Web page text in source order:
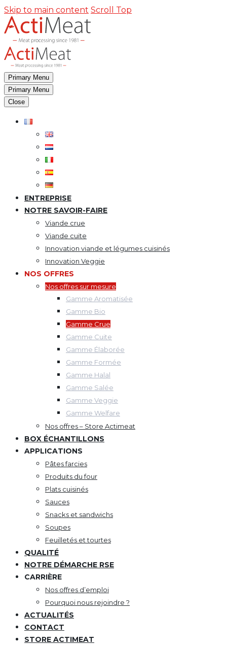
Skip to main content Scroll Top
Primary Menu
Primary Menu
Close
ENTREPRISE
NOTRE SAVOIR-FAIRE
Viande crue
Viande cuite
Innovation viande et légumes cuisinés
Innovation Veggie
NOS OFFRES
Nos offres sur mesure
Gamme Aromatisée
Gamme Bio
Gamme Crue
Gamme Cuite
Gamme Élaborée
Gamme Formée
Gamme Halal
Gamme Salée
Gamme Veggie
Gamme Welfare
Nos offres – Store Actimeat
BOX ÉCHANTILLONS
APPLICATIONS
Pâtes farcies
Produits du four
Plats cuisinés
Sauces
Snacks et sandwichs
Soupes
Feuilletés et tourtes
QUALITÉ
NOTRE DÉMARCHE RSE
CARRIÈRE
Nos offres d’emploi
Pourquoi nous rejoindre ?
ACTUALITÉS
CONTACT
STORE ACTIMEAT
Panneau de gestion des cookies